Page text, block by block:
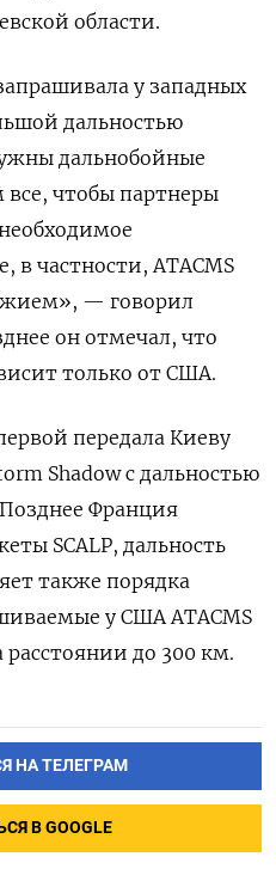
области.
у западных
дальностью
дальнобойные
чтобы партнеры
частности, ATACMS
— говорил
он отмечал, что
только от США.
передала Киеву
Shadow с дальностью
Франция
SCALP, дальность
также порядка
у США ATACMS
до 300 км.
НА ТЕЛЕГРАМ
В GOOGLE